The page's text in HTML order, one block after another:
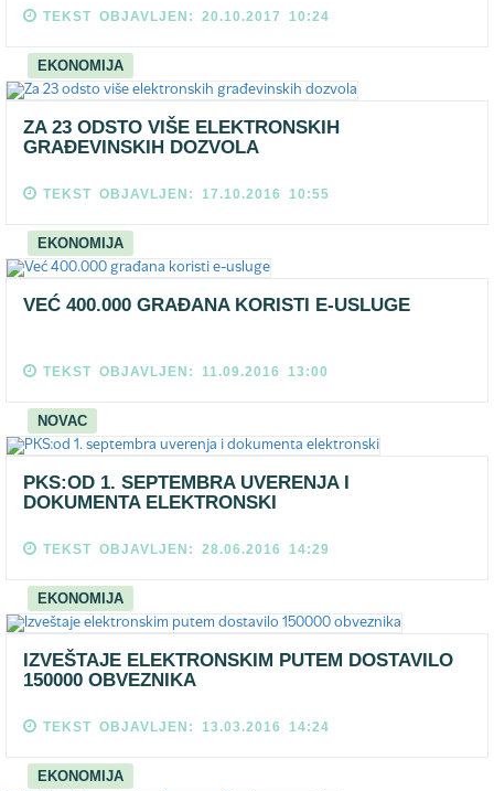
TEKST OBJAVLJEN: 20.10.2017 10:24
EKONOMIJA
ZA 23 ODSTO VIŠE ELEKTRONSKIH
GRAĐEVINSKIH DOZVOLA
TEKST OBJAVLJEN: 17.10.2016 10:55
EKONOMIJA
VEĆ 400.000 GRAĐANA KORISTI E-USLUGE
TEKST OBJAVLJEN: 11.09.2016 13:00
NOVAC
PKS:OD 1. SEPTEMBRA UVERENJA I
DOKUMENTA ELEKTRONSKI
TEKST OBJAVLJEN: 28.06.2016 14:29
EKONOMIJA
IZVEŠTAJE ELEKTRONSKIM PUTEM DOSTAVILO
150000 OBVEZNIKA
TEKST OBJAVLJEN: 13.03.2016 14:24
EKONOMIJA